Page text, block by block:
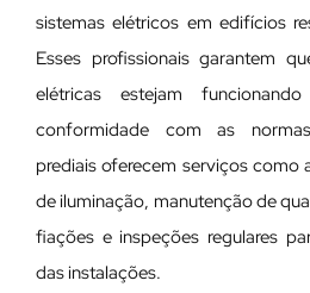
sistemas elétricos em edifícios
Esses profissionais garantem
elétricas estejam
conformidade com as
prediais oferecem serviços como
de iluminação, manutenção de
fiações e inspeções regulares
das instalações.